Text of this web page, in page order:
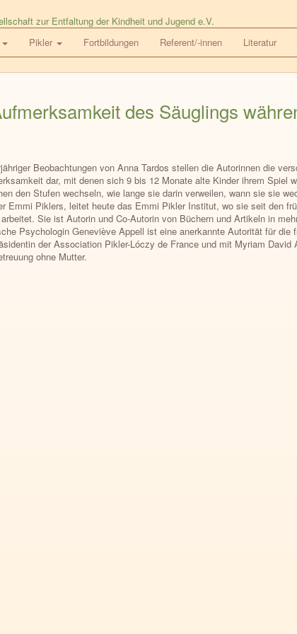
Pikler Fortbildungen Referent/-innen Literatur
des Säuglings
Beobachtungen von Anna Tardos stellen die Autorinnen die
dar, mit denen sich 9 bis 12 Monate alte Kinder ihrem Spiel
den Stufen wechseln, wie lange sie darin verweilen, wann sie sie
Emmi Piklers, leitet heute das Emmi Pikler Institut, wo sie seit den
Sie ist Autorin und Co-Autorin von Büchern und Artikeln in
Psychologin Geneviève Appell ist eine anerkannte Autorität für die
der Association Pikler-Lóczy de France und mit Myriam David
ohne Mutter.